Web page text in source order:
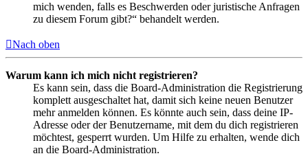
mich wenden, falls es Beschwerden oder juristische Anfragen
zu diesem Forum gibt?“ behandelt werden.
Nach oben
Warum kann ich mich nicht registrieren?
Es kann sein, dass die Board-Administration die Registrierung
komplett ausgeschaltet hat, damit sich keine neuen Benutzer
mehr anmelden können. Es könnte auch sein, dass deine IP-
Adresse oder der Benutzername, mit dem du dich registrieren
möchtest, gesperrt wurden. Um Hilfe zu erhalten, wende dich
an die Board-Administration.